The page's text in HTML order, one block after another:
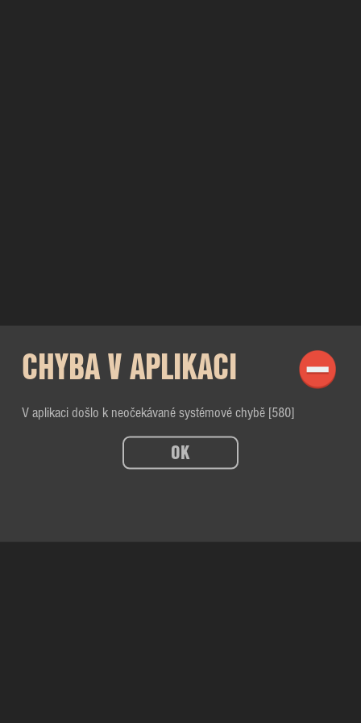
CHYBA V APLIKACI
V aplikaci došlo k neočekávané systémové chybě [580]
OK